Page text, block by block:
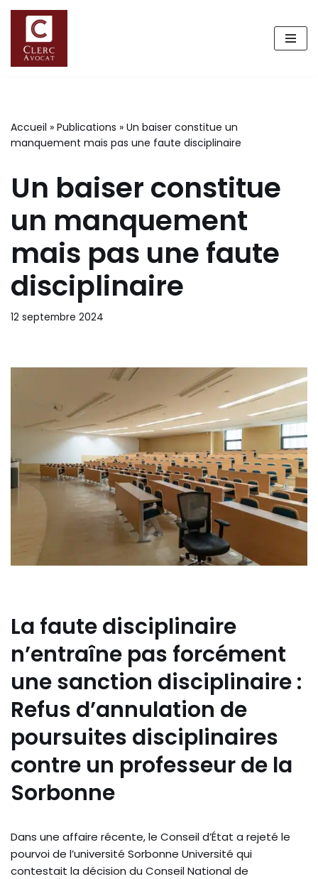
Aller
au
Accueil » Publications » Un baiser constitue un
manquement mais pas une faute disciplinaire
Un baiser constitue
un manquement
mais pas une faute
disciplinaire
12 septembre 2024
La faute disciplinaire
n’entraîne pas forcément
une sanction disciplinaire :
Refus d’annulation de
poursuites disciplinaires
contre un professeur de la
Sorbonne
Dans une affaire récente, le Conseil d’État a rejeté le
pourvoi de l’université Sorbonne Université qui
contestait la décision du Conseil National de